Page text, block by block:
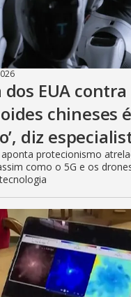
EUA
chineses
diz
protecionismo
como o 5G e os